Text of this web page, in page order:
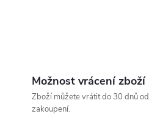
Možnost vrácení zboží
Zboží můžete vrátit do 30 dnů od
zakoupení.